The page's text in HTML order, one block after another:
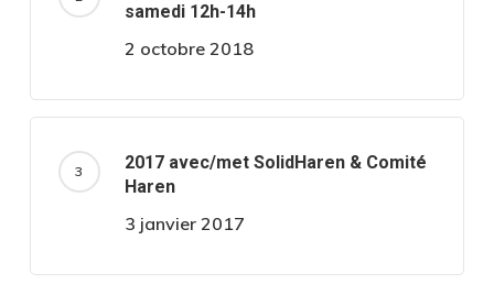
samedi 12h-14h
2 octobre 2018
2017 avec/met SolidHaren & Comité
Haren
3 janvier 2017